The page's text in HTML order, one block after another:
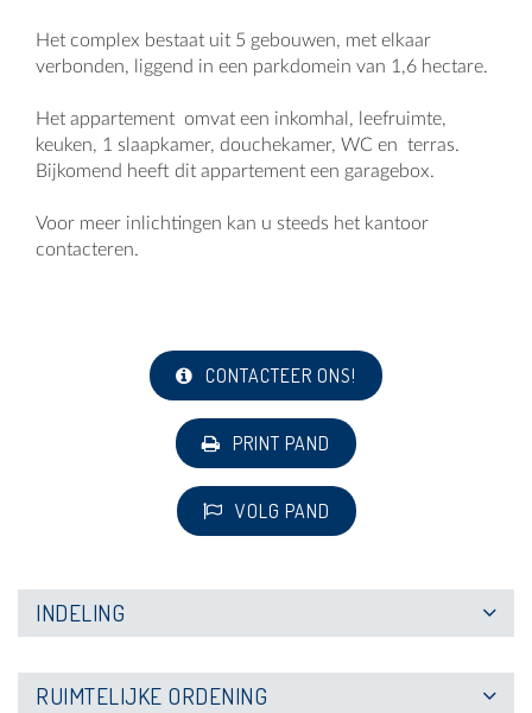
Het complex bestaat uit 5 gebouwen, met elkaar
verbonden, liggend in een parkdomein van 1,6 hectare.
Het appartement omvat een inkomhal, leefruimte,
keuken, 1 slaapkamer, douchekamer, WC en terras.
Bijkomend heeft dit appartement een garagebox.
Voor meer inlichtingen kan u steeds het kantoor
contacteren.
CONTACTEER ONS!
PRINT PAND
VOLG PAND
INDELING
RUIMTELIJKE ORDENING